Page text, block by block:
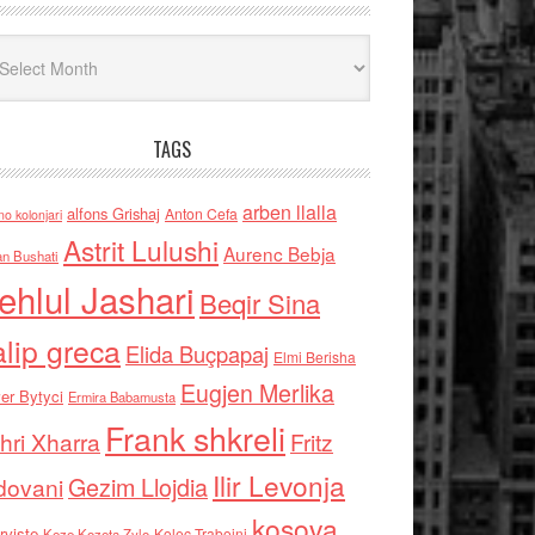
TAGS
kolonjari alfons Grishaj Anton Cefa arben llalla
Bushati Astrit Lulushi Aurenc Bebja
Jashari Beqir Sina
grecaElida Buçpapaj Elmi Berisha
Bytyci Ermira Babamusta Eugjen Merlika
Xharra Frank shkreli Fritz
Gezim Llojdia Ilir Levonja